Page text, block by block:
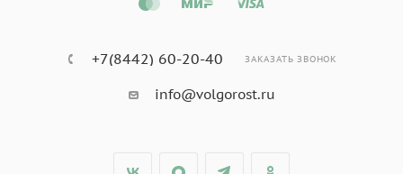
+7(8442) 60-20-40 ЗАКАЗАТЬ ЗВОНОК
info@volgorost.ru